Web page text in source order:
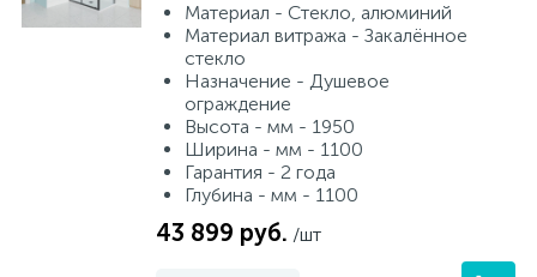
Материал - Стекло, алюминий
Материал витража - Закалённое
стекло
Назначение - Душевое
ограждение
Высота - мм - 1950
Ширина - мм - 1100
Гарантия - 2 года
Глубина - мм - 1100
43 899 руб. /шт